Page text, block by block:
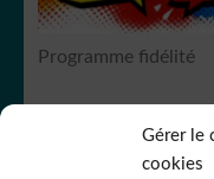
Gérer le
cookies
Programme fidélité
RCS Bergerac SIREN